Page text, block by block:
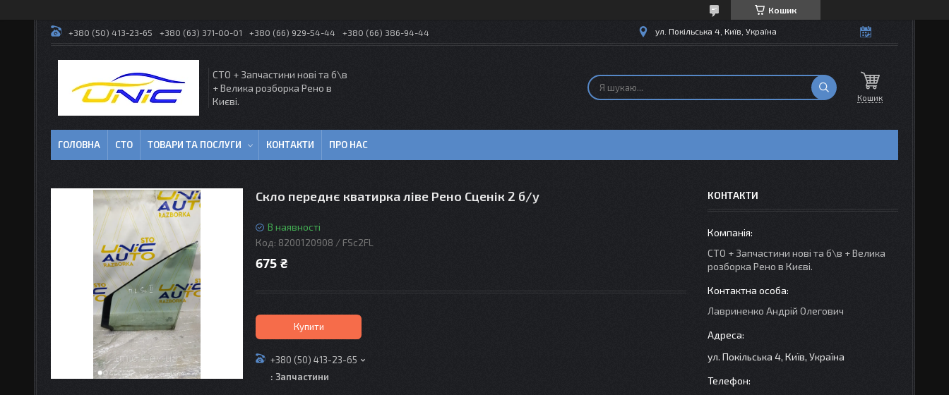
Кошик
+380 (50) 413-23-65 +380 (63) 371-00-01 +380 (66) 929-54-44 +380 (66) 386-94-44 ул. Покільська 4, Київ, Україна
СТО + Запчастини нові та б\в
+ Велика розборка Рено в
Києві.
Кошик
ГОЛОВНА СТО ТОВАРИ ТА ПОСЛУГИ КОНТАКТИ ПРО НАС
Скло переднє кватирка ліве Рено Сценік 2 б/у
В наявності
Код: 8200120908 / FSc2FL
675 ₴
Купити
+380 (50) 413-23-65
: Запчастини
КОНТАКТИ
СТО + Запчастини нові та б\в + Велика
розборка Рено в Києві.
Лавриненко Андрій Олегович
ул. Покільська 4, Київ, Україна